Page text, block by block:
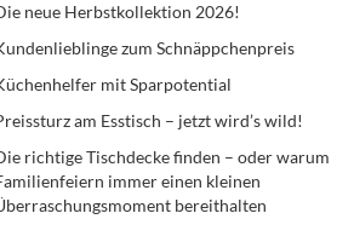
neue Herbstkollektion 2026!
zum Schnäppchenpreis
mit Sparpotential
am Esstisch – jetzt wird’s wild!
richtige Tischdecke finden – oder warum
immer einen kleinen
bereithalten